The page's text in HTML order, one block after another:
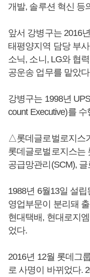
개발, 솔루션 혁신 등
앞서 강병구는 2016
태평양지역 담당 부
소닉, 소니, LG와 협
공운송 업무를 맡았
강병구는 1998년
count Executive)를 수
△롯데글로벌로지스
롯데글로벌로지스는
공급망관리(SCM),
1988년 6월13일 설
영업부문이 분리돼
현대택배, 현대로지
었다.
2016년 12월 롯데그
로 사명이 바뀌었다.